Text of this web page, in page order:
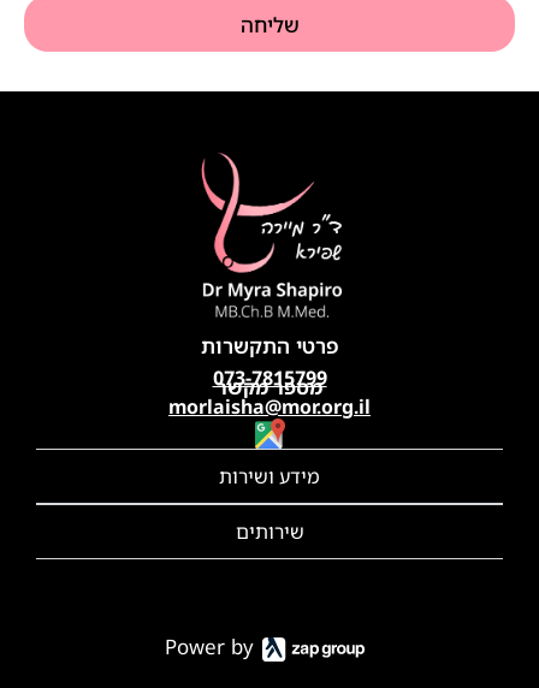
שליחה
פרטי התקשרות
073-7815799
מספר מקשר
morlaisha@mor.org.il
מידע ושירות​
שירותים​
Power by